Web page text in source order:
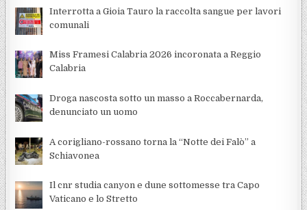
Interrotta a Gioia Tauro la raccolta sangue per lavori
comunali
Miss Framesi Calabria 2026 incoronata a Reggio
Calabria
Droga nascosta sotto un masso a Roccabernarda,
denunciato un uomo
A corigliano-rossano torna la “Notte dei Falò” a
Schiavonea
Il cnr studia canyon e dune sottomesse tra Capo
Vaticano e lo Stretto